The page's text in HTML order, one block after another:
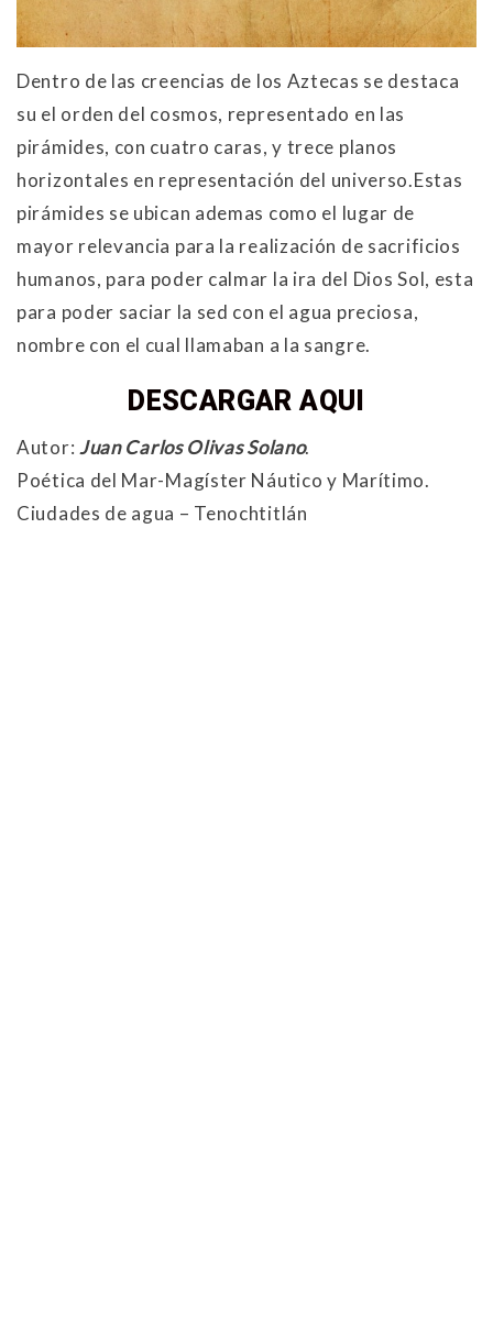
Dentro de las creencias de los Aztecas se destaca
su el orden del cosmos, representado en las
pirámides, con cuatro caras, y trece planos
horizontales en representación del universo.Estas
pirámides se ubican ademas como el lugar de
mayor relevancia para la realización de sacrificios
humanos, para poder calmar la ira del Dios Sol, esta
para poder saciar la sed con el agua preciosa,
nombre con el cual llamaban a la sangre.
DESCARGAR AQUI
Autor: Juan Carlos Olivas Solano.
Poética del Mar-Magíster Náutico y Marítimo.
Ciudades de agua – Tenochtitlán